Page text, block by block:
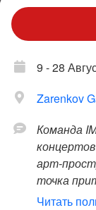
9 - 28
Zarenkov
Команда
арт-
точка
Читать